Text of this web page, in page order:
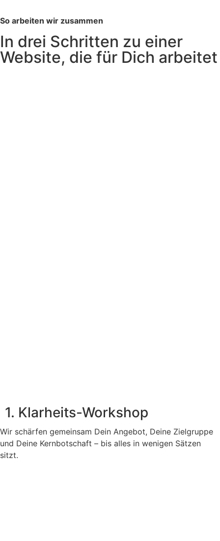
So arbeiten wir zusammen
In drei Schritten zu einer
Website, die für Dich arbeitet
1. Klarheits-Workshop
Wir schärfen gemeinsam Dein Angebot, Deine Zielgruppe
und Deine Kernbotschaft – bis alles in wenigen Sätzen
sitzt.